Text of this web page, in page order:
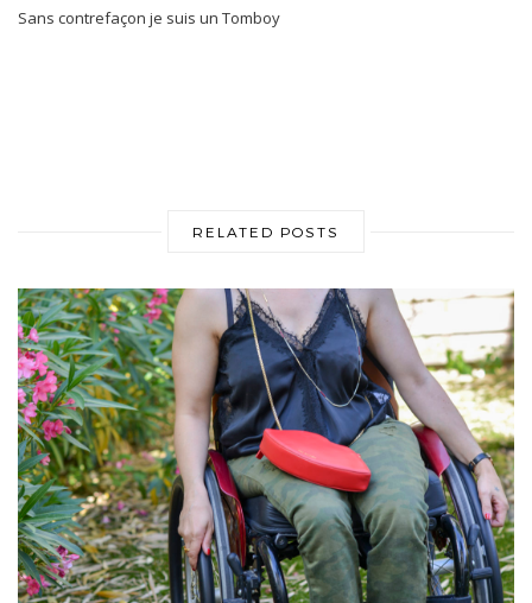
Sans contrefaçon je suis un Tomboy
RELATED POSTS